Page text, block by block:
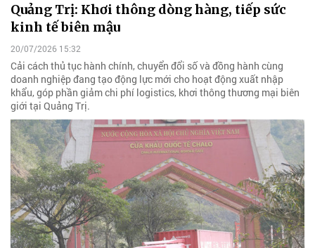
Quảng Trị: Khơi thông dòng hàng, tiếp sức
kinh tế biên mậu
20/07/2026 15:32
Cải cách thủ tục hành chính, chuyển đổi số và đồng hành cùng
doanh nghiệp đang tạo động lực mới cho hoạt động xuất nhập
khẩu, góp phần giảm chi phí logistics, khơi thông thương mại biên
giới tại Quảng Trị.